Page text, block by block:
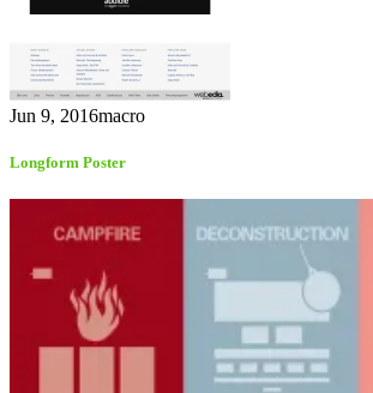
Jun 9, 2016macro
Longform Poster